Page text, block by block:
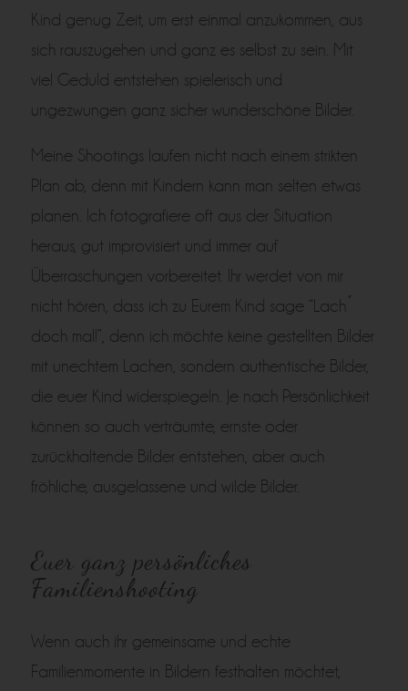
Kind genug Zeit, um erst einmal anzukommen, aus
sich rauszugehen und ganz es selbst zu sein. Mit
viel Geduld entstehen spielerisch und
ungezwungen ganz sicher wunderschöne Bilder.
Meine Shootings laufen nicht nach einem strikten
Plan ab, denn mit Kindern kann man selten etwas
planen. Ich fotografiere oft aus der Situation
heraus, gut improvisiert und immer auf
Überraschungen vorbereitet. Ihr werdet von mir
nicht hören, dass ich zu Eurem Kind sage “Lach ́
doch mal!”, denn ich möchte keine gestellten Bilder
mit unechtem Lachen, sondern authentische Bilder,
die euer Kind widerspiegeln. Je nach Persönlichkeit
können so auch verträumte, ernste oder
zurückhaltende Bilder entstehen, aber auch
fröhliche, ausgelassene und wilde Bilder.
Euer ganz persönliches
Familienshooting
Wenn auch ihr gemeinsame und echte
Familienmomente in Bildern festhalten möchtet,